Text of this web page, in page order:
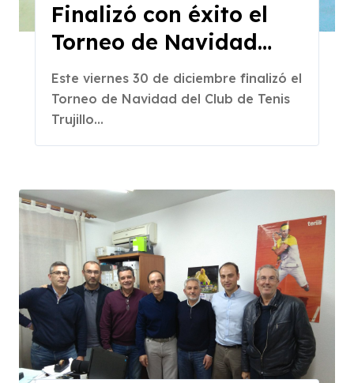
Finalizó con éxito el
Torneo de Navidad
C.T.Trujillo
Este viernes 30 de diciembre finalizó el
Torneo de Navidad del Club de Tenis
Trujillo...